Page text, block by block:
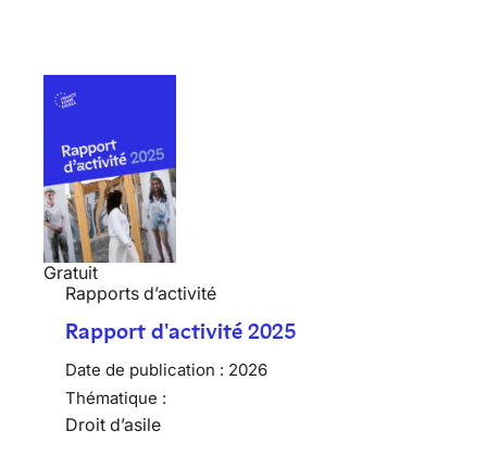
Gratuit
Rapports d’activité
Rapport d'activité 2025
Date de publication : 2026
Thématique :
Droit d’asile